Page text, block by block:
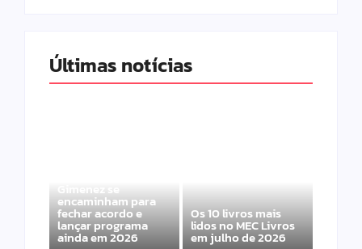
Últimas notícias
Gimenez se
encaminham para
fechar acordo e
lançar programa
ainda em 2026
Os 10 livros mais
lidos no MEC Livros
em julho de 2026